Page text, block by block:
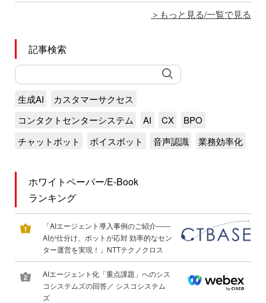
もっと見る/一覧で見る
記事検索
生成AI
カスタマーサクセス
コンタクトセンターシステム
AI CX
BPO
チャットボット
ボイスボット 音声認識 業務効率化
ホワイトペーパー/E-Book
ランキング
「AIエージェント導入事例のご紹介――
AIが仕分け、ボットが応対 効率的なセン
ター運営を実現！」NTTテクノクロス
AIエージェント化「重点課題」へのシス
コシステムズの回答／ シスコシステム
ズ